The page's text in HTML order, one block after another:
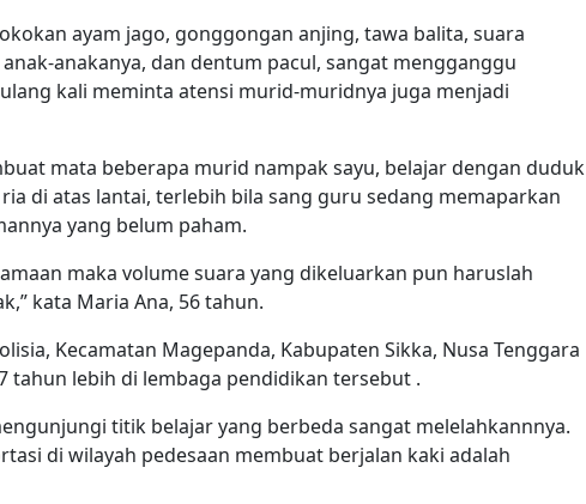
ayam jago, gonggongan anjing, tawa balita, suara
anakanya, dan dentum pacul, sangat mengganggu
kali meminta atensi murid-muridnya juga menjadi
mata beberapa murid nampak sayu, belajar dengan duduk
di atas lantai, terlebih bila sang guru sedang memaparkan
yang belum paham.
maka volume suara yang dikeluarkan pun haruslah
kata Maria Ana, 56 tahun.
Kecamatan Magepanda, Kabupaten Sikka, Nusa Tenggara
tahun lebih di lembaga pendidikan tersebut .
titik belajar yang berbeda sangat melelahkannnya.
di wilayah pedesaan membuat berjalan kaki adalah